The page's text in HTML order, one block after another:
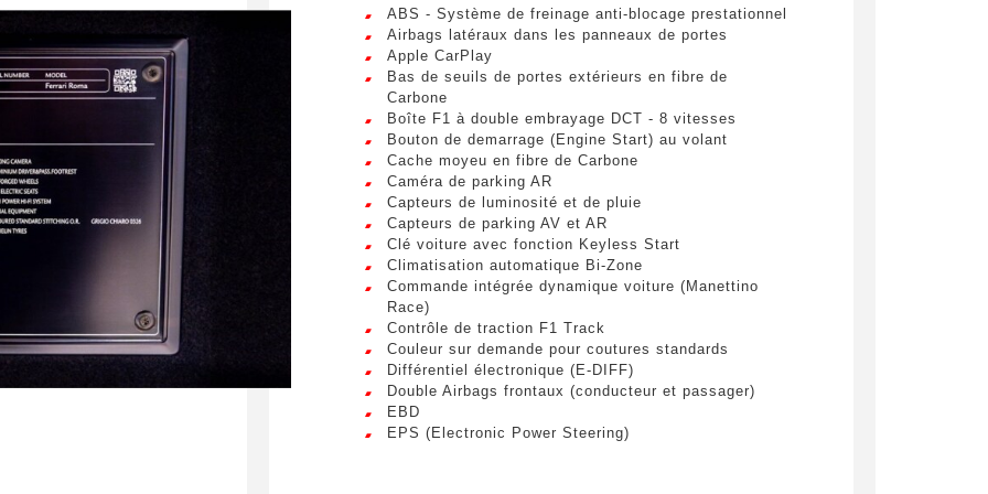
ce formulaire, j'accepte que les informations saisies
à des fins de relation commerciale.
Envoyer
dolor sit amet, consectetur adipiscing elit. Ut a elit sed nisl pulvinar
vel nibh. Sed aliquam varius feugiat. Suspendisse finibus nec nibh eget
Mauris et malesuada augue.
ABS - Système de freinage anti-blocage prestationnel
Airbags latéraux dans les panneaux de portes
Apple CarPlay
Bas de seuils de portes extérieurs en fibre de
Carbone
Boîte F1 à double embrayage DCT - 8 vitesses
Bouton de demarrage (Engine Start) au volant
Cache moyeu en fibre de Carbone
Caméra de parking AR
Capteurs de luminosité et de pluie
Capteurs de parking AV et AR
Clé voiture avec fonction Keyless Start
Climatisation automatique Bi-Zone
Commande intégrée dynamique voiture (Manettino
Race)
Contrôle de traction F1 Track
Couleur sur demande pour coutures standards
Différentiel électronique (E-DIFF)
Double Airbags frontaux (conducteur et passager)
EBD
EPS (Electronic Power Steering)